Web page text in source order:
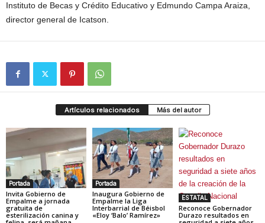
Instituto de Becas y Crédito Educativo y Edmundo Campa Araiza,
director general de Icatson.
Artículos relacionados Más del autor
Portada
Invita Gobierno de
Empalme a jornada
gratuita de
esterilización canina y
Portada
Inaugura Gobierno de
Empalme la Liga
Interbarrial de Béisbol
«Eloy ‘Balo’ Ramírez»
ESTATAL
Reconoce Gobernador
Durazo resultados en